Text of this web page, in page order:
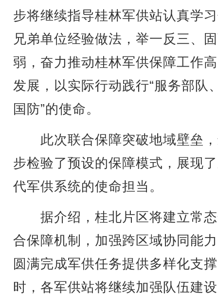
步将继续指导桂林军供站认真学
兄弟单位经验做法，举一反三、
弱，奋力推动桂林军供保障工作
发展，以实际行动践行“服务部队
国防”的使命。
此次联合保障突破地域壁垒
步检验了预设的保障模式，展现
代军供系统的使命担当。
据介绍，桂北片区将建立常
合保障机制，加强跨区域协同能
圆满完成军供任务提供多样化支
时，各军供站将继续加强队伍建